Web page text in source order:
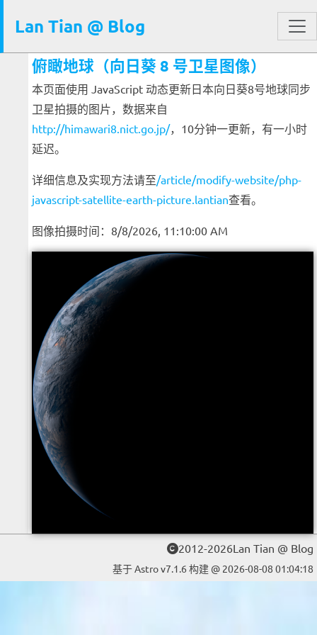
Lan Tian @ Blog
俯瞰地球（向日葵 8 号卫星图像）
本页面使用 JavaScript 动态更新日本向日葵8号地球同步
卫星拍摄的图片，数据来自
http://himawari8.nict.go.jp/，10分钟一更新，有一小时
延迟。
详细信息及实现方法请至/article/modify-website/php-
javascript-satellite-earth-picture.lantian查看。
图像拍摄时间：8/8/2026, 11:10:00 AM
2012-2026Lan Tian @ Blog
基于 Astro v7.1.6 构建 @ 2026-08-08 01:04:18